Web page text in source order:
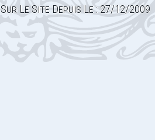
Sur Le Site Depuis Le : 27/12/2009